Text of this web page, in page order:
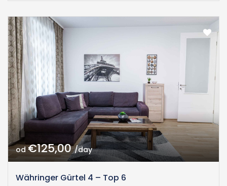
od €125,00/day
Währinger Gürtel 4 – Top 6